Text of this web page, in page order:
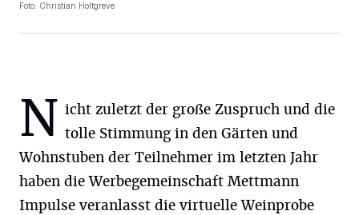
Foto: Christian Holtgreve
N icht zuletzt der große Zuspruch und die
tolle Stimmung in den Gärten und
Wohnstuben der Teilnehmer im letzten Jahr
haben die Werbegemeinschaft Mettmann
Impulse veranlasst die virtuelle Weinprobe